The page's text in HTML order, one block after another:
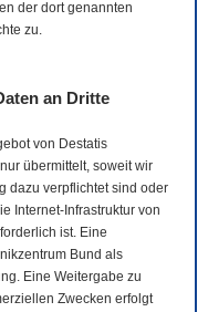
der dort genannten
zu.
an Dritte
von Destatis
übermittelt, soweit wir
dazu verpflichtet sind oder
Internet-Infrastruktur von
ist. Eine
Bund als
Eine Weitergabe zu
Zwecken erfolgt